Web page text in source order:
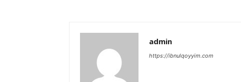
admin
https://ibnulqoyyim.com